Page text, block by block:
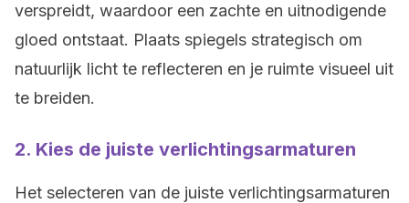
verspreidt, waardoor een zachte en uitnodigende
gloed ontstaat. Plaats spiegels strategisch om
natuurlijk licht te reflecteren en je ruimte visueel uit
te breiden.
2. Kies de juiste verlichtingsarmaturen
Het selecteren van de juiste verlichtingsarmaturen